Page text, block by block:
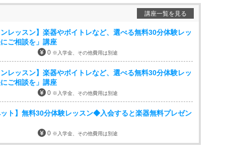
講座一覧を見る
ンレッスン】楽器やボイトレなど、選べる無料30分体験レッ
ご相談を」講座
0 ※入学金、その他費用は別途
ンレッスン】楽器やボイトレなど、選べる無料30分体験レッ
ご相談を」講座
0 ※入学金、その他費用は別途
ット】無料30分体験レッスン◆入会すると楽器無料プレゼン
0 ※入学金、その他費用は別途